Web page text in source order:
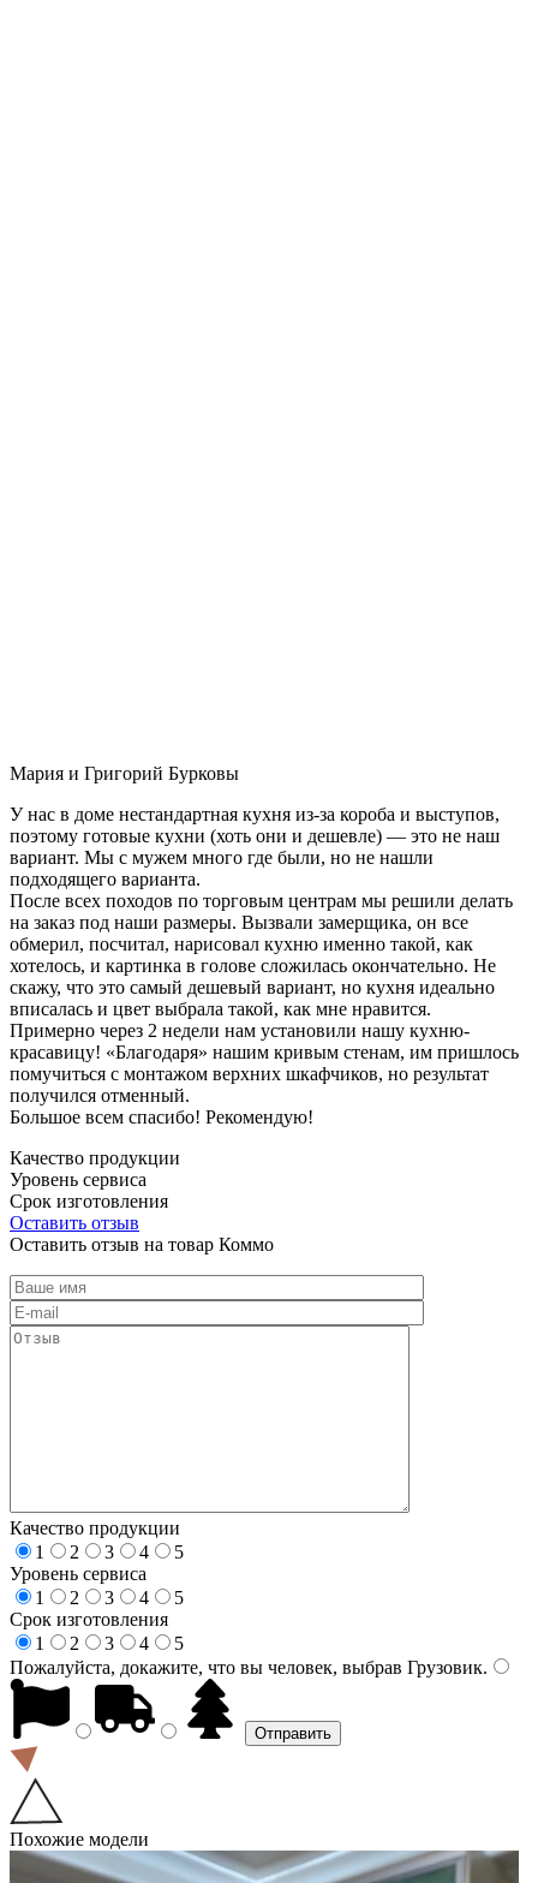
Мария и Григорий Бурковы
У нас в доме нестандартная кухня из-за короба и выступов,
поэтому готовые кухни (хоть они и дешевле) — это не наш
вариант. Мы с мужем много где были, но не нашли
подходящего варианта.
После всех походов по торговым центрам мы решили делать
на заказ под наши размеры. Вызвали замерщика, он все
обмерил, посчитал, нарисовал кухню именно такой, как
хотелось, и картинка в голове сложилась окончательно. Не
скажу, что это самый дешевый вариант, но кухня идеально
вписалась и цвет выбрала такой, как мне нравится.
Примерно через 2 недели нам установили нашу кухню-
красавицу! «Благодаря» нашим кривым стенам, им пришлось
помучиться с монтажом верхних шкафчиков, но результат
получился отменный.
Большое всем спасибо! Рекомендую!
Качество продукции
Уровень сервиса
Срок изготовления
Оставить отзыв
Оставить отзыв на товар Коммо
Качество продукции
1
2 3 4
5
Уровень сервиса
1
2 3 4
5
Срок изготовления
1
2 3 4
5
Пожалуйста, докажите, что вы человек, выбрав Грузовик.
Похожие модели